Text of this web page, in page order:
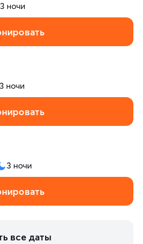
3 ночи
3 ночи
3 ночи
все даты